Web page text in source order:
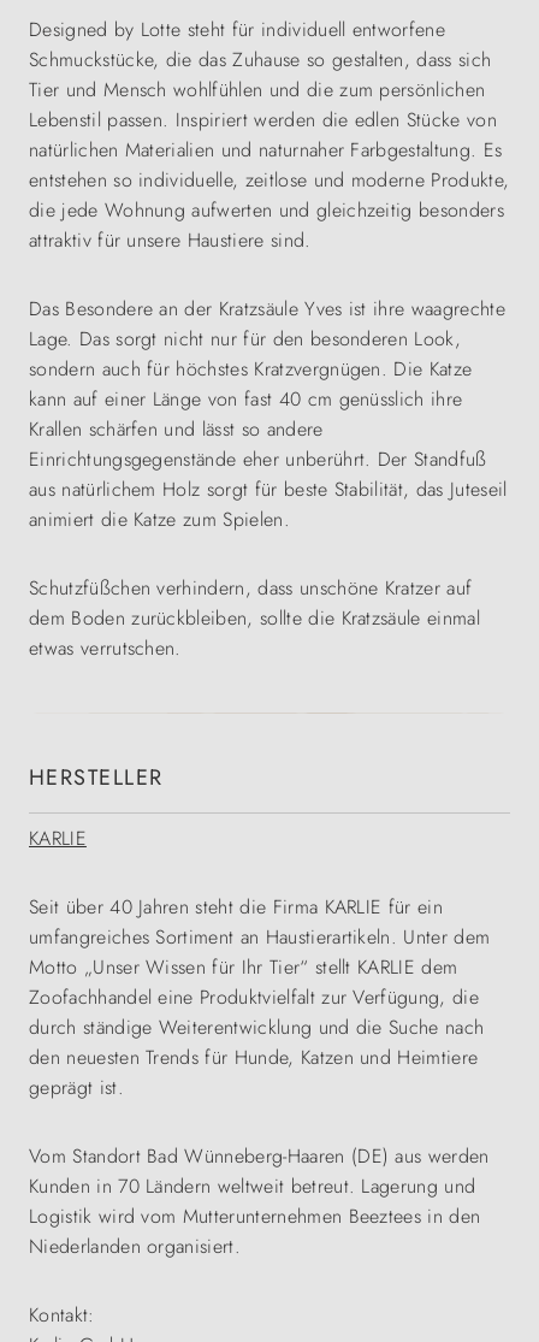
Designed by Lotte steht für individuell entworfene
Schmuckstücke, die das Zuhause so gestalten, dass sich
Tier und Mensch wohlfühlen und die zum persönlichen
Lebenstil passen. Inspiriert werden die edlen Stücke von
natürlichen Materialien und naturnaher Farbgestaltung. Es
entstehen so individuelle, zeitlose und moderne Produkte,
die jede Wohnung aufwerten und gleichzeitig besonders
attraktiv für unsere Haustiere sind.
Das Besondere an der Kratzsäule Yves ist ihre waagrechte
Lage. Das sorgt nicht nur für den besonderen Look,
sondern auch für höchstes Kratzvergnügen. Die Katze
kann auf einer Länge von fast 40 cm genüsslich ihre
Krallen schärfen und lässt so andere
Einrichtungsgegenstände eher unberührt. Der Standfuß
aus natürlichem Holz sorgt für beste Stabilität, das Juteseil
animiert die Katze zum Spielen.
Schutzfüßchen verhindern, dass unschöne Kratzer auf
dem Boden zurückbleiben, sollte die Kratzsäule einmal
etwas verrutschen.
HERSTELLER
KARLIE
Seit über 40 Jahren steht die Firma KARLIE für ein
umfangreiches Sortiment an Haustierartikeln. Unter dem
Motto „Unser Wissen für Ihr Tier“ stellt KARLIE dem
Zoofachhandel eine Produktvielfalt zur Verfügung, die
durch ständige Weiterentwicklung und die Suche nach
den neuesten Trends für Hunde, Katzen und Heimtiere
geprägt ist.
Vom Standort Bad Wünneberg-Haaren (DE) aus werden
Kunden in 70 Ländern weltweit betreut. Lagerung und
Logistik wird vom Mutterunternehmen Beeztees in den
Niederlanden organisiert.
Kontakt: